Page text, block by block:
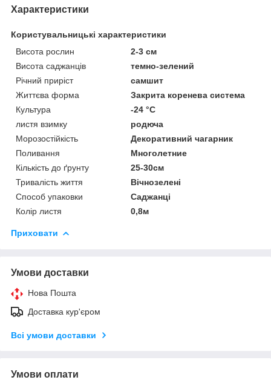
Характеристики
Користувальницькі характеристики
Висота рослин
2-3 см
Висота саджанців
темно-зелений
Річний приріст
самшит
Життєва форма
Закрита коренева система
Культура
-24 °C
листя взимку
родюча
Морозостійкість
Декоративний чагарник
Поливання
Многолетние
Кількість до ґрунту
25-30см
Тривалість життя
Вічнозелені
Способ упаковки
Саджанці
Колір листя
0,8м
Приховати
Умови доставки
Нова Пошта
Доставка кур'єром
Всі умови доставки
Умови оплати